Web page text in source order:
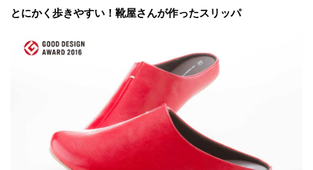
とにかく歩きやすい！靴屋さんが作ったスリッパ